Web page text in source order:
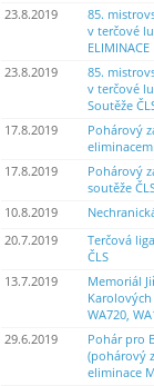
23.8.2019
85.
v terčové
ELIMINACE
23.8.2019
85.
v terčové
Soutěže
17.8.2019
Pohárový
eliminacemi
17.8.2019
Pohárový
soutěže
10.8.2019
20.7.2019
Terčová
ČLS
13.7.2019
Memoriál
WA720,
29.6.2019
Pohár pro
(pohárový
eliminace